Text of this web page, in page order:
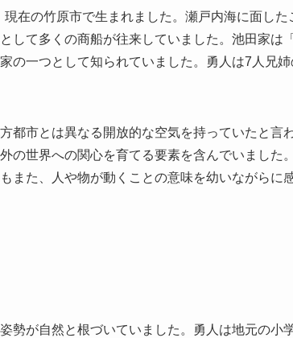
在の竹原市で生まれました。瀬戸内海に面した
して多くの商船が往来していました。池田家は
の一つとして知られていました。勇人は7人兄姉
都市とは異なる開放的な空気を持っていたと言
の世界への関心を育てる要素を含んでいました
また、人や物が動くことの意味を幼いながらに
勢が自然と根づいていました。勇人は地元の小